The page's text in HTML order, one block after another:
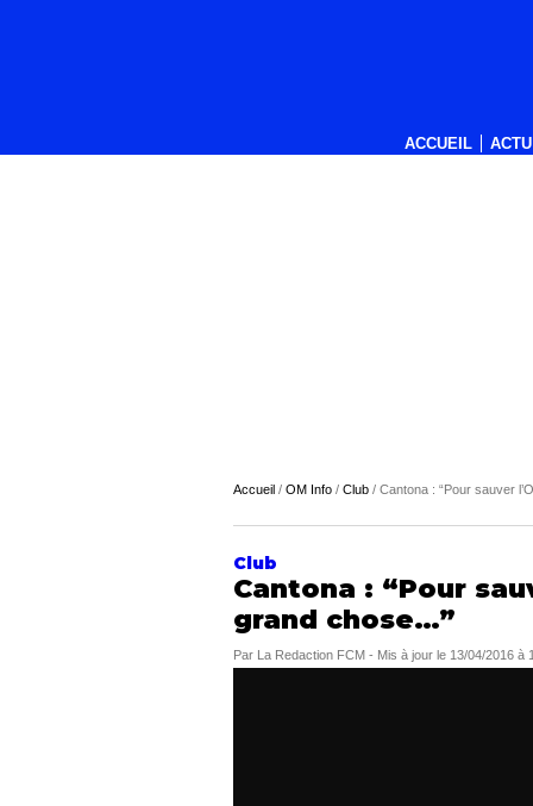
ACCUEIL
Accueil / OM Info / Club / Cantona : “Pour sauver
Club
Cantona : “Pour
grand chose…”
Par La Redaction FCM - Mis à jour le 13/04/2016 à